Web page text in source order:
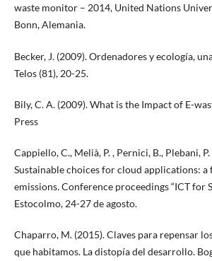
waste monitor – 2014, United Nations
Bonn, Alemania.
Becker, J. (2009). Ordenadores y ecología,
Telos (81), 20-25.
Bily, C. A. (2009). What is the Impact of E-
Press
Cappiello, C., Melià, P. , Pernici, B., Plebani,
Sustainable choices for cloud applications: a
emissions. Conference proceedings “ICT for
Estocolmo, 24-27 de agosto.
Chaparro, M. (2015). Claves para repensar
que habitamos. La distopía del desarrollo.